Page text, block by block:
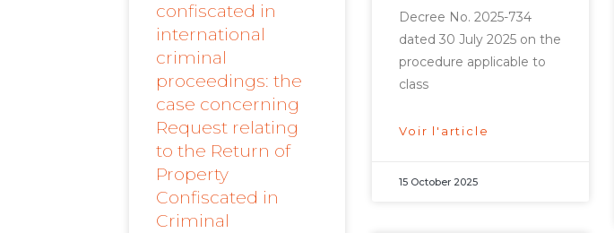
confiscated in
international
criminal
proceedings: the
case concerning
Request relating
to the Return of
Property
Confiscated in
Criminal
Decree No. 2025-734
dated 30 July 2025 on the
procedure applicable to
class
Voir l'article
15 October 2025